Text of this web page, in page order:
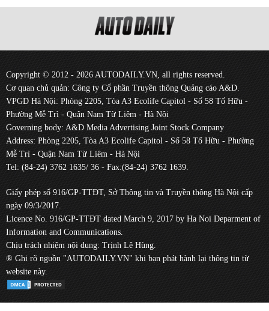
Copyright © 2012 - 2026 AUTODAILY.VN, all rights reserved.
Cơ quan chủ quản: Công ty Cổ phần Truyền thông Quảng cáo A&D.
VPGD Hà Nội: Phòng 2205, Tòa A3 Ecolife Capitol - Số 58 Tố Hữu -
Phường Mễ Trì - Quận Nam Từ Liêm - Hà Nội
Governing body: A&D Media Advertising Joint Stock Company
Address: Phòng 2205, Tòa A3 Ecolife Capitol - Số 58 Tố Hữu - Phường
Mễ Trì - Quận Nam Từ Liêm - Hà Nội
Tel: (84-24) 3762 1635/ 36 - Fax:(84-24) 3762 1639.
Giấy phép số 916/GP-TTĐT, Sở Thông tin và Truyền thông Hà Nội cấp
ngày 09/3/2017.
Licence No. 916/GP-TTĐT dated March 9, 2017 by Ha Noi Deparment of
Information and Communications.
Chịu trách nhiệm nội dung: Trịnh Lê Hùng.
® Ghi rõ nguồn "AUTODAILY.VN" khi bạn phát hành lại thông tin từ
website này.